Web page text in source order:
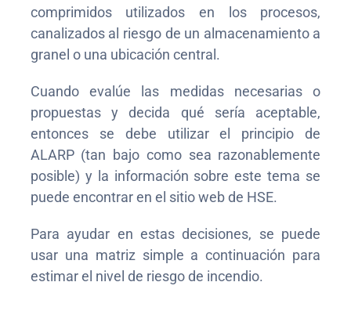
comprimidos utilizados en los procesos,
canalizados al riesgo de un almacenamiento a
granel o una ubicación central.
Cuando evalúe las medidas necesarias o
propuestas y decida qué sería aceptable,
entonces se debe utilizar el principio de
ALARP (tan bajo como sea razonablemente
posible) y la información sobre este tema se
puede encontrar en el sitio web de HSE.
Para ayudar en estas decisiones, se puede
usar una matriz simple a continuación para
estimar el nivel de riesgo de incendio.